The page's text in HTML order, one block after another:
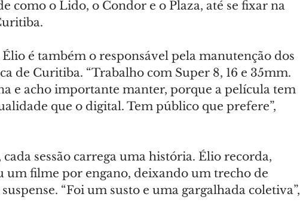
como o Lido, o Condor e o Plaza, até se fixar na
é também o responsável pela manutenção dos
de Curitiba. “Trabalho com Super 8, 16 e 35mm.
e acho importante manter, porque a película tem
que o digital. Tem público que prefere”,
cada sessão carrega uma história. Élio recorda,
um filme por engano, deixando um trecho de
“Foi um susto e uma gargalhada coletiva”,